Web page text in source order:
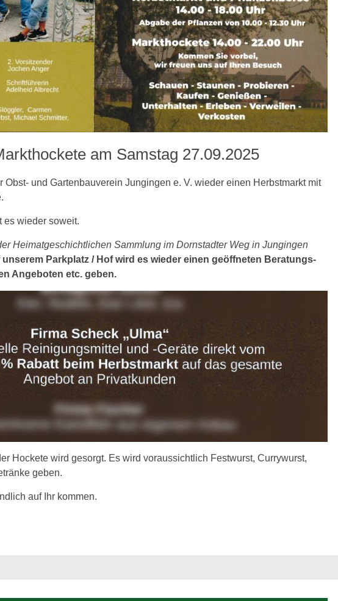
am Samstag 27.09.2025
Obst- und Gartenbauverein Jungingen e. V. wieder einen Herbstmarkt mit
es wieder soweit.
Heimatgeschichtlichen Sammlung im Dornstadter Weg in Jungingen
Parkplatz / Hof wird es wieder einen geöffneten Beratungs-
Angeboten etc. geben.
Hockete wird gesorgt. Es wird voraussichtlich Festwurst, Currywurst,
geben.
auf Ihr kommen.